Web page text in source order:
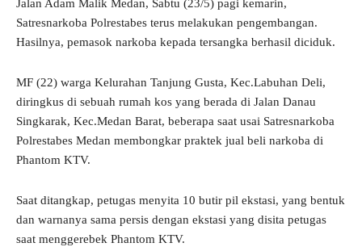
Jalan Adam Malik Medan, Sabtu (23/5) pagi kemarin,
Satresnarkoba Polrestabes terus melakukan pengembangan.
Hasilnya, pemasok narkoba kepada tersangka berhasil diciduk.
MF (22) warga Kelurahan Tanjung Gusta, Kec.Labuhan Deli,
diringkus di sebuah rumah kos yang berada di Jalan Danau
Singkarak, Kec.Medan Barat, beberapa saat usai Satresnarkoba
Polrestabes Medan membongkar praktek jual beli narkoba di
Phantom KTV.
Saat ditangkap, petugas menyita 10 butir pil ekstasi, yang bentuk
dan warnanya sama persis dengan ekstasi yang disita petugas
saat menggerebek Phantom KTV.